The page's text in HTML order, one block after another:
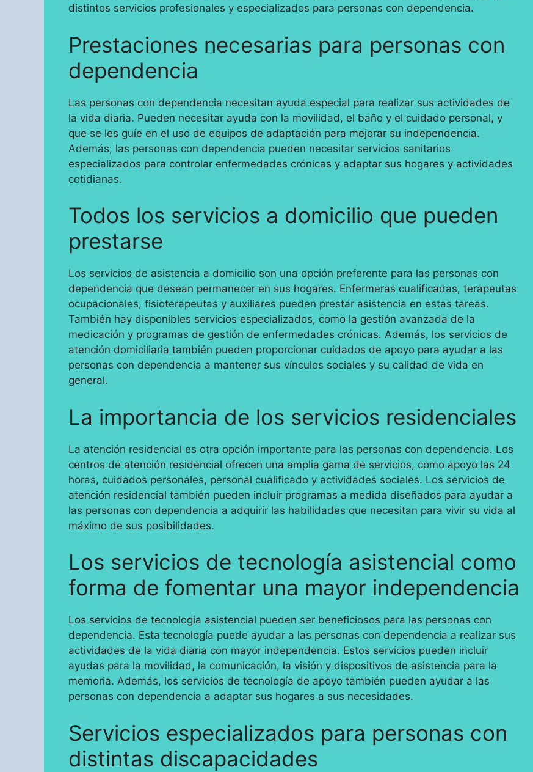
distintos servicios profesionales y especializados para personas con dependencia.
Prestaciones necesarias para personas con
dependencia
Las personas con dependencia necesitan ayuda especial para realizar sus actividades de
la vida diaria. Pueden necesitar ayuda con la movilidad, el baño y el cuidado personal, y
que se les guíe en el uso de equipos de adaptación para mejorar su independencia.
Además, las personas con dependencia pueden necesitar servicios sanitarios
especializados para controlar enfermedades crónicas y adaptar sus hogares y actividades
cotidianas.
Todos los servicios a domicilio que pueden
prestarse
Los servicios de asistencia a domicilio son una opción preferente para las personas con
dependencia que desean permanecer en sus hogares. Enfermeras cualificadas, terapeutas
ocupacionales, fisioterapeutas y auxiliares pueden prestar asistencia en estas tareas.
También hay disponibles servicios especializados, como la gestión avanzada de la
medicación y programas de gestión de enfermedades crónicas. Además, los servicios de
atención domiciliaria también pueden proporcionar cuidados de apoyo para ayudar a las
personas con dependencia a mantener sus vínculos sociales y su calidad de vida en
general.
La importancia de los servicios residenciales
La atención residencial es otra opción importante para las personas con dependencia. Los
centros de atención residencial ofrecen una amplia gama de servicios, como apoyo las 24
horas, cuidados personales, personal cualificado y actividades sociales. Los servicios de
atención residencial también pueden incluir programas a medida diseñados para ayudar a
las personas con dependencia a adquirir las habilidades que necesitan para vivir su vida al
máximo de sus posibilidades.
Los servicios de tecnología asistencial como
forma de fomentar una mayor independencia
Los servicios de tecnología asistencial pueden ser beneficiosos para las personas con
dependencia. Esta tecnología puede ayudar a las personas con dependencia a realizar sus
actividades de la vida diaria con mayor independencia. Estos servicios pueden incluir
ayudas para la movilidad, la comunicación, la visión y dispositivos de asistencia para la
memoria. Además, los servicios de tecnología de apoyo también pueden ayudar a las
personas con dependencia a adaptar sus hogares a sus necesidades.
Servicios especializados para personas con
distintas discapacidades